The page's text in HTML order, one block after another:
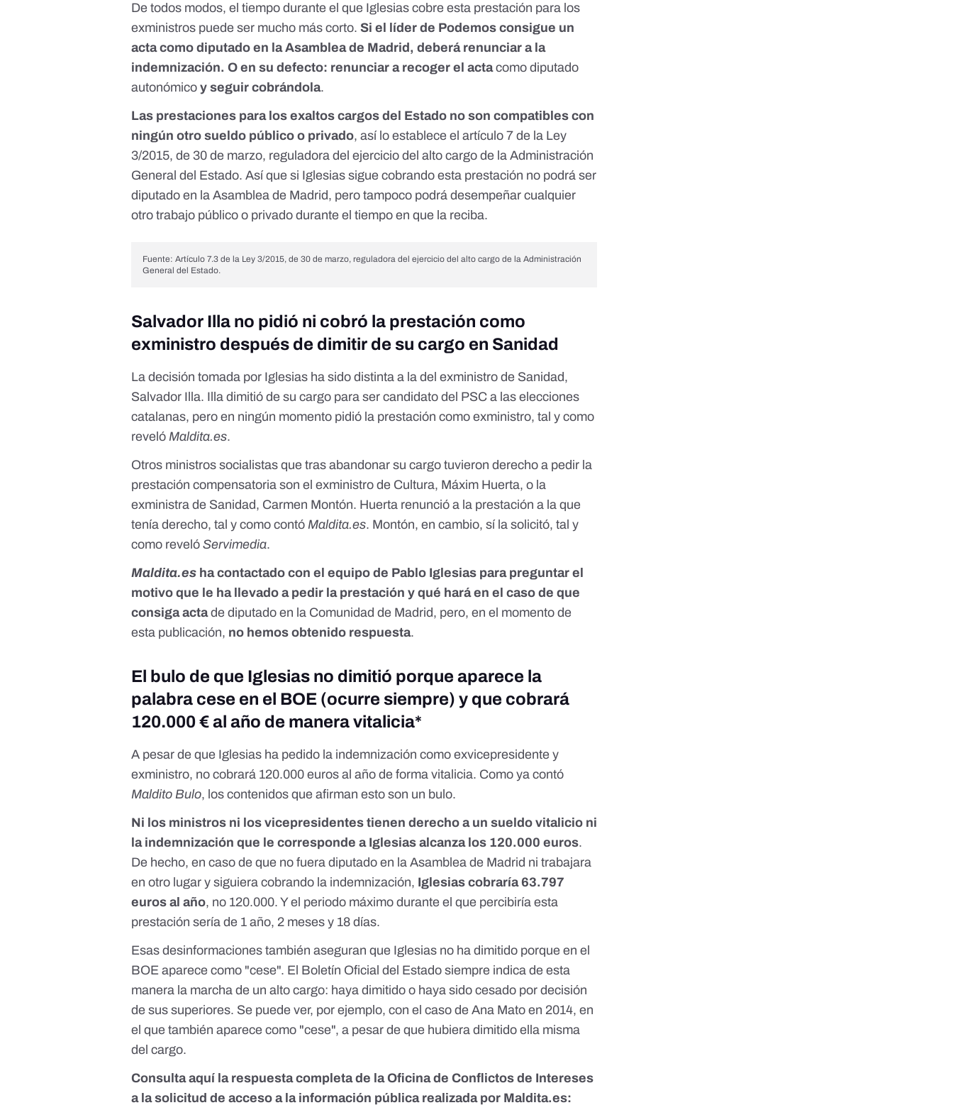
De todos modos, el tiempo durante el que Iglesias cobre esta prestación para los
exministros puede ser mucho más corto.Si el líder de Podemos consigue un
acta como diputado en la Asamblea de Madrid, deberá renunciar a la
indemnización. O en su defecto: renunciar a recoger el actacomo diputado
autonómicoy seguir cobrándola.
Las prestaciones para los exaltos cargos del Estado no son compatibles con
ningún otro sueldo público o privado,así lo establece el artículo 7 de la Ley
3/2015, de 30 de marzo, reguladora del ejercicio del alto cargo de la Administración
General del Estado. Así que si Iglesias sigue cobrando esta prestación no podrá ser
diputado en la Asamblea de Madrid, pero tampoco podrá desempeñar cualquier
otro trabajo público o privado durante el tiempo en que la reciba.
Fuente:Artículo 7.3 de la Ley 3/2015, de 30 de marzo, reguladora del ejercicio del alto cargo de la Administración
General del Estado.
Salvador Illa no pidió ni cobró la prestación como
exministro después de dimitir de su cargo en Sanidad
La decisión tomada por Iglesias ha sido distinta a la del exministro de Sanidad,
Salvador Illa. Illa dimitió de su cargo para ser candidato del PSC a las elecciones
catalanas, pero en ningún momento pidió la prestación como exministro, tal y como
revelóMaldita.es.
Otros ministros socialistas que tras abandonar su cargo tuvieron derecho a pedir la
prestación compensatoria son el exministro de Cultura, Máxim Huerta, o la
exministra de Sanidad, Carmen Montón. Huerta renunció a la prestación a la que
tenía derecho, tal y como contóMaldita.es. Montón, en cambio, sí la solicitó,tal y
como revelóServimedia.
Maldita.es ha contactado con el equipo de Pablo Iglesias para preguntar el
motivo que le ha llevado a pedir la prestación y qué hará en el caso de que
consiga actade diputado en la Comunidad de Madrid, pero, en el momento de
esta publicación, no hemos obtenido respuesta.
El bulo de que Iglesias no dimitió porque aparece la
palabra cese en el BOE (ocurre siempre) y que cobrará
120.000 € al año de manera vitalicia*
A pesar de que Iglesias ha pedido la indemnización como exvicepresidente y
exministro, no cobrará 120.000 euros al año de forma vitalicia. Como ya contó
Maldito Bulo, los contenidos que afirman esto son un bulo.
Ni los ministros ni los vicepresidentes tienen derecho a un sueldo vitalicio ni
la indemnización que le corresponde a Iglesias alcanza los 120.000 euros.
De hecho, en caso de que no fuera diputado en la Asamblea de Madrid ni trabajara
en otro lugar y siguiera cobrando la indemnización, Iglesias cobraría 63.797
euros al año, no 120.000. Y el periodo máximo durante el que percibiría esta
prestación sería de 1 año, 2 meses y 18 días.
Esas desinformaciones también aseguran que Iglesias no ha dimitido porque en el
BOE aparece como "cese". El Boletín Oficial del Estado siempre indica de esta
manera la marcha de un alto cargo: haya dimitido o haya sido cesado por decisión
de sus superiores. Se puede ver, por ejemplo,con el caso de Ana Mato en 2014, en
el que también aparece como "cese", a pesar de que hubiera dimitido ella misma
del cargo.
Consulta aquí la respuesta completa de la Oficina de Conflictos de Intereses
a la solicitud de acceso a la información pública realizada por Maldita.es: